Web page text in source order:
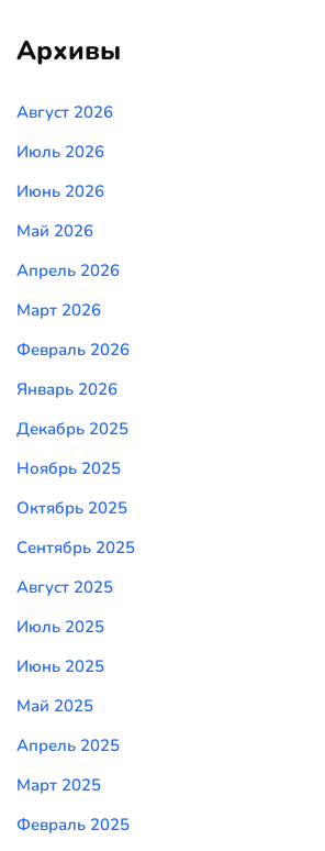
Архивы
Август 2026
Июль 2026
Июнь 2026
Май 2026
Апрель 2026
Март 2026
Февраль 2026
Январь 2026
Декабрь 2025
Ноябрь 2025
Октябрь 2025
Сентябрь 2025
Август 2025
Июль 2025
Июнь 2025
Май 2025
Апрель 2025
Март 2025
Февраль 2025